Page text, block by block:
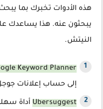
هذه الأدوات تخبرك بما
يبحثون عنه. هذا يساعدك
النيتش.
Keyword Planner
إلى حساب إعلانات
Ubersuggest أداة